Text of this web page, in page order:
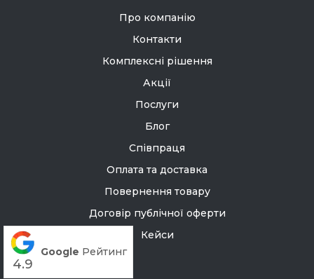
Про компанію
Контакти
Комплексні рішення
Акції
Послуги
Блог
Співпраця
Оплата та доставка
Повернення товару
Договір публічної оферти
Кейси
4.9
Google Рейтинг